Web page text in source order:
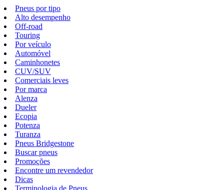
Pneus por tipo
Alto desempenho
Off-road
Touring
Por veículo
Automóvel
Caminhonetes
CUV/SUV
Comerciais leves
Por marca
Alenza
Dueler
Ecopia
Potenza
Turanza
Pneus Bridgestone
Buscar pneus
Promoções
Encontre um revendedor
Dicas
Terminologia de Pneus